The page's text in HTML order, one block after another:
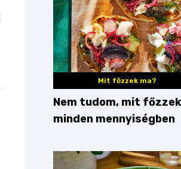
Mit főzzek ma?
Nem tudom, mit
minden mennyiségben